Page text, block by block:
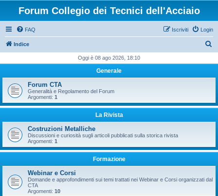
Forum Collegio dei Tecnici dell'Acciaio
FAQ Login
Iscriviti
Indice
c
Oggi è 08 ago 2026, 18:10
Generale
Forum CTA
Generalità e Regolamento del Forum
Argomenti: 1
La Rivista
Costruzioni Metalliche
Discussioni e curiosità sugli articoli pubblicati sulla storica rivista
Argomenti: 1
Formazione
Webinar e Corsi
Domande e approfondimenti sui temi trattati nei Webinar e Corsi organizzati dal
CTA
Argomenti: 10